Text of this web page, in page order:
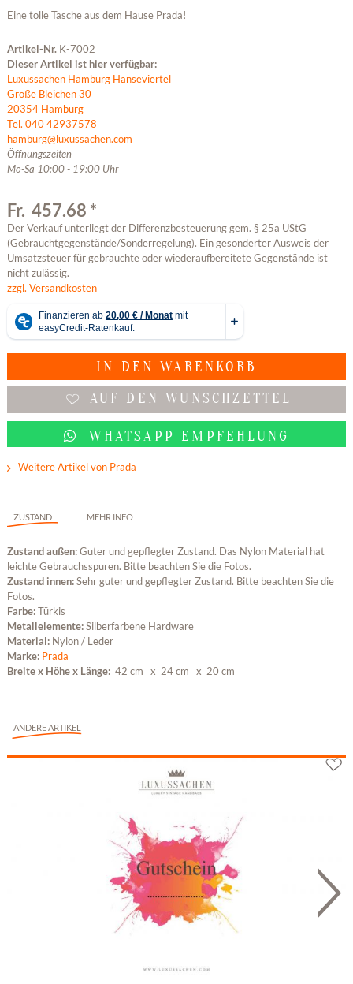
Eine tolle Tasche aus dem Hause Prada!
Artikel-Nr. K-7002
Dieser Artikel ist hier verfügbar:
Luxussachen Hamburg Hanseviertel
Große Bleichen 30
20354 Hamburg
Tel. 040 42937578
hamburg@luxussachen.com
Öffnungszeiten
Mo-Sa 10:00 - 19:00 Uhr
Fr. 457.68 *
Der Verkauf unterliegt der Differenzbesteuerung gem. § 25a UStG
(Gebrauchtgegenstände/Sonderregelung). Ein gesonderter Ausweis der
Umsatzsteuer für gebrauchte oder wiederaufbereitete Gegenstände ist
nicht zulässig.
zzgl. Versandkosten
IN DEN WARENKORB
AUF DEN WUNSCHZETTEL
WHATSAPP EMPFEHLUNG
Weitere Artikel von Prada
ZUSTAND MEHR INFO
Zustand außen:Guter und gepflegter Zustand. Das Nylon Material hat
leichte Gebrauchsspuren. Bitte beachten Sie die Fotos.
Zustand innen:Sehr guter und gepflegter Zustand. Bitte beachten Sie die
Fotos.
Farbe:Türkis
Metallelemente:Silberfarbene Hardware
Material: Nylon / Leder
Marke: Prada
Breite x Höhe x Länge: 42 cm x 24 cm x 20 cm
ANDERE ARTIKEL
Geschenkgutschein